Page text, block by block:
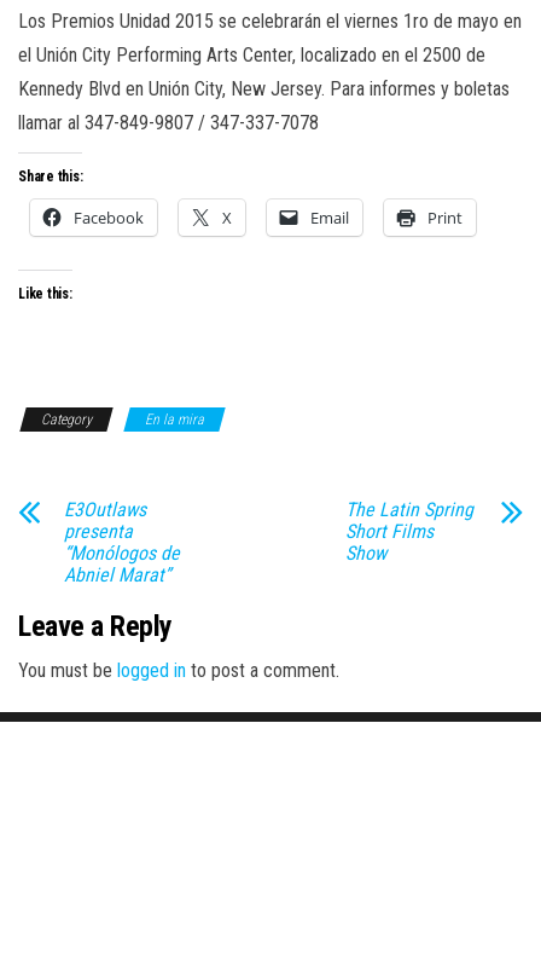
Los Premios Unidad 2015 se celebrarán el viernes 1ro de mayo en
el Unión City Performing Arts Center, localizado en el 2500 de
Kennedy Blvd en Unión City, New Jersey. Para informes y boletas
llamar al 347-849-9807 / 347-337-7078
Share this:
Facebook X Email Print
Like this:
Category En la mira
E3Outlaws
presenta
“Monólogos de
Abniel Marat”
The Latin Spring
Short Films
Show
Leave a Reply
You must be logged in to post a comment.